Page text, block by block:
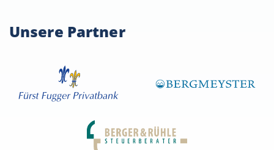
Unsere Partner